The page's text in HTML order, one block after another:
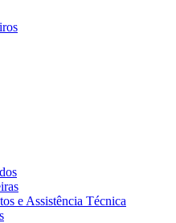
e Assistência Técnica